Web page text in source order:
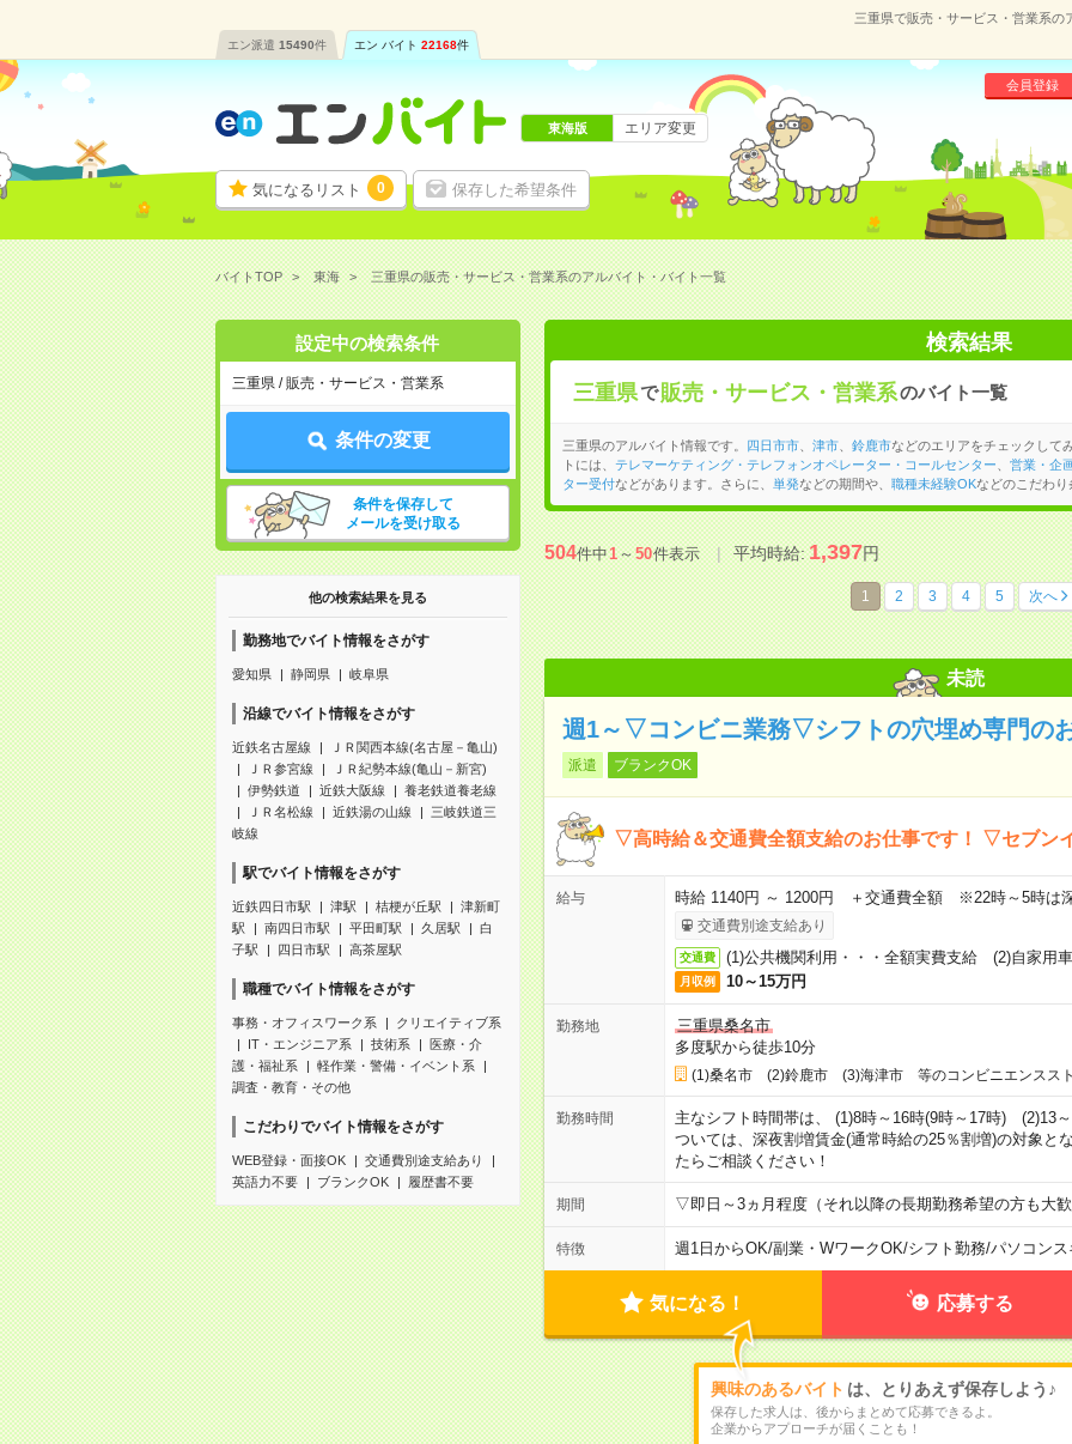
三重県で販売・サービス・営業系
エン派遣 15490件 エン バイト 22168件
気になるリスト 0 保存した希望条件
会員登録
東海版 エリア変更
バイトTOP 東海 三重県の販売・サービス・営業系のアルバイト・バイト一覧
設定中の検索条件
三重県 / 販売・サービス・営業系
条件の変更
条件を保存して
メールを受け取る
他の検索結果を見る
勤務地でバイト情報をさがす
愛知県 静岡県 岐阜県
沿線でバイト情報をさがす
近鉄名古屋線
ＪＲ関西本線(名古屋－亀山)
ＪＲ参宮線
ＪＲ紀勢本線(亀山－新宮)
伊勢鉄道
近鉄大阪線
養老鉄道養老線
ＪＲ名松線
近鉄湯の山線
三岐鉄道三
岐線
駅でバイト情報をさがす
近鉄四日市駅 津駅 桔梗が丘駅
津新町
駅
南四日市駅 平田町駅 久居駅
白
子駅
四日市駅 高茶屋駅
職種でバイト情報をさがす
事務・オフィスワーク系
クリエイティブ系
IT・エンジニア系
技術系
医療・介
護・福祉系
軽作業・警備・イベント系
調査・教育・その他
こだわりでバイト情報をさがす
WEB登録・面接OK
交通費別途支給あり
英語力不要
ブランクOK 履歴書不要
検索結果
三重県で 販売・サービス・営業系のバイト一覧
三重県のアルバイト情報です。 四日市市、 津市、 鈴鹿市などのエリアをチェックして
トには、 テレマーケティング・テレフォンオペレーター・コールセンター
営業・企
ター受付などがあります。さらに、 単発などの期間や、 職種未経験OKなどのこだわり
504件中1～50件表示 平均時給:1,397円
1 2 3 4 5 次へ
未読
週1～▽コンビニ業務▽シフトの穴埋め専門の
派遣 ブランクOK
▽高時給＆交通費全額支給のお仕事です！ ▽セブン
給与 時給 1140円 ～ 1200円 ＋交通費全額 ※22時～5時は
交通費別途支給あり
交通費 (1)公共機関利用・・・全額実費支給 (2)自家用
月収例 10～15万円
勤務地
三重県桑名市
多度駅から徒歩10分
(1)桑名市 (2)鈴鹿市 (3)海津市 等のコンビニエンスス
勤務時間
主なシフト時間帯は、 (1)8時～16時(9時～17時)
ついては、深夜割増賃金(通常時給の25％割増)の対象と
たらご相談ください！
期間 ▽即日～3ヵ月程度（それ以降の長期勤務希望の方も大
特徴 週1日からOK/副業・WワークOK/シフト勤務/パソコンス
気になる！ 応募する
興味のあるバイト は、とりあえず保存しよう♪
保存した求人は、後からまとめて応募できるよ。
企業からアプローチが届くことも！